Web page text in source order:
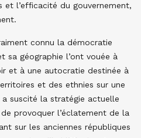
l’efficacité du gouvernement,
connu la démocratie
sa géographie l’ont vouée à
et à une autocratie destinée à
et des ethnies sur une
a suscité la stratégie actuelle
provoquer l’éclatement de la
sur les anciennes républiques